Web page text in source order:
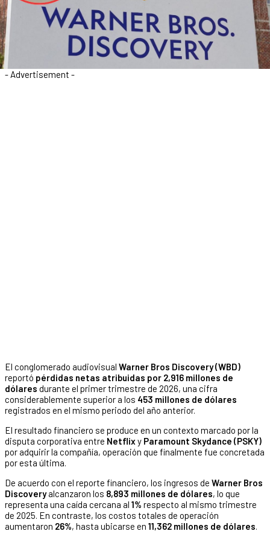
- Advertisement -
El conglomerado audiovisual Warner Bros Discovery (WBD)
reportó pérdidas netas atribuidas por 2,916 millones de
dólares durante el primer trimestre de 2026, una cifra
considerablemente superior a los 453 millones de dólares
registrados en el mismo periodo del año anterior.
El resultado financiero se produce en un contexto marcado por la
disputa corporativa entre Netflixy Paramount Skydance (PSKY)
por adquirir la compañía, operación que finalmente fue concretada
por esta última.
De acuerdo con el reporte financiero, los ingresos de Warner Bros
Discoveryalcanzaron los 8,893 millones de dólares, lo que
representa una caída cercana al 1% respecto al mismo trimestre
de 2025. En contraste, los costos totales de operación
aumentaron 26%, hasta ubicarse en 11,362 millones de dólares.